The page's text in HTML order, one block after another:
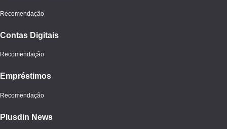
Recomendação
Contas Digitais
Recomendação
Empréstimos
Recomendação
Plusdin News